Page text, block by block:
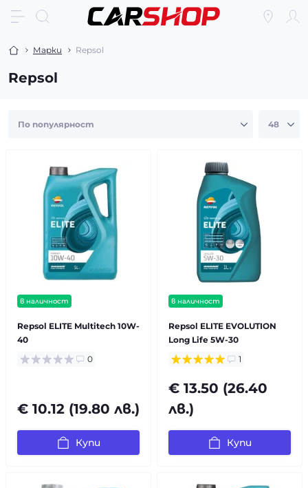
Марки Repsol
Repsol
в наличност
Repsol ELITE Multitech 10W-
40
0
€ 10.12 (19.80 лв.)
Купи
в наличност
Repsol ELITE EVOLUTION
Long Life 5W-30
1
€ 13.50 (26.40
лв.)
Купи